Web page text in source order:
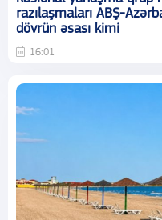
razılaşmaları ABŞ-
dövrün əsası kimi
16:01